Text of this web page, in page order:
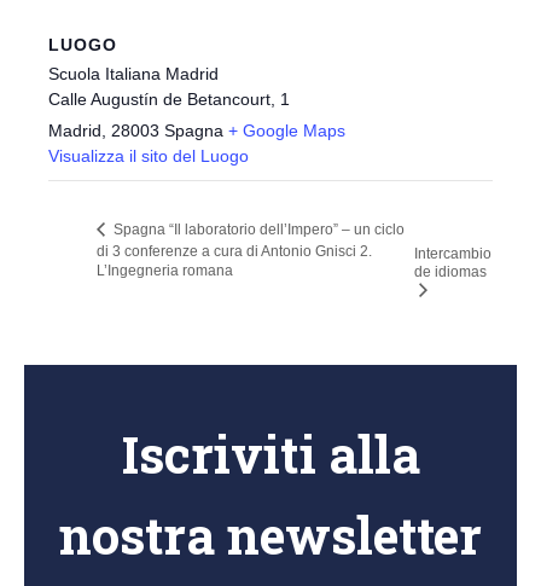
LUOGO
Scuola Italiana Madrid
Calle Augustín de Betancourt, 1
Madrid
28003 Spagna + Google Maps
Visualizza il sito del Luogo
Spagna “Il laboratorio dell’Impero” – un ciclo
di 3 conferenze a cura di Antonio Gnisci 2.
L’Ingegneria romana
Intercambio
de idiomas
Iscriviti alla
nostra newsletter